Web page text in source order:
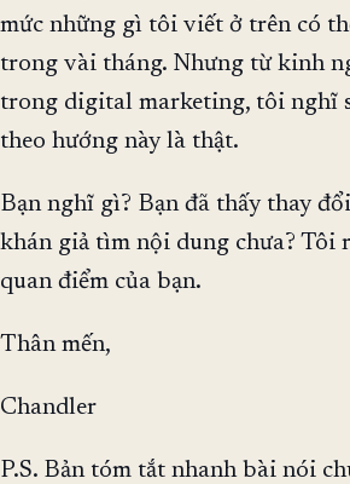
mức những gì tôi viết ở trên có
trong vài tháng. Nhưng từ kinh
trong digital marketing, tôi nghĩ
theo hướng này là thật.
Bạn nghĩ gì? Bạn đã thấy thay
khán giả tìm nội dung chưa? Tôi
quan điểm của bạn.
Thân mến,
Chandler
P.S. Bản tóm tắt nhanh bài nói